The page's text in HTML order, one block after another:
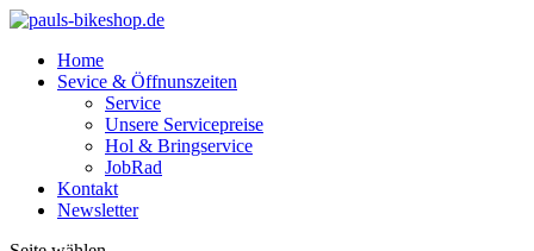
Home
Sevice & Öffnunszeiten
Service
Unsere Servicepreise
Hol & Bringservice
JobRad
Kontakt
Newsletter